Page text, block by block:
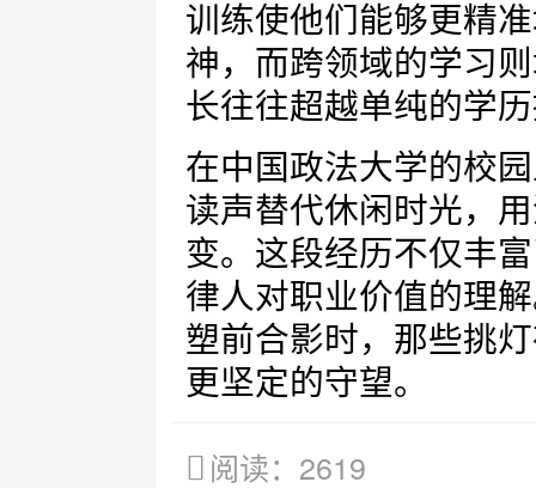
训练使他们能够更精
神，而跨领域的学习
长往往超越单纯的学
在中国政法大学的校
读声替代休闲时光，
变。这段经历不仅丰
律人对职业价值的理
塑前合影时，那些挑
更坚定的守望。
阅读：2619